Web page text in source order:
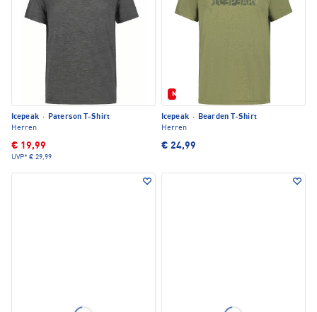
Icepeak · Paterson T-Shirt
Herren
€ 19,99
UVP* € 29,99
Neu
Icepeak · Bearden T-Shirt
Herren
€ 24,99